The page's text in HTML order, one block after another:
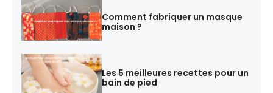
Comment fabriquer un masque
maison ?
Les 5 meilleures recettes pour un
bain de pied